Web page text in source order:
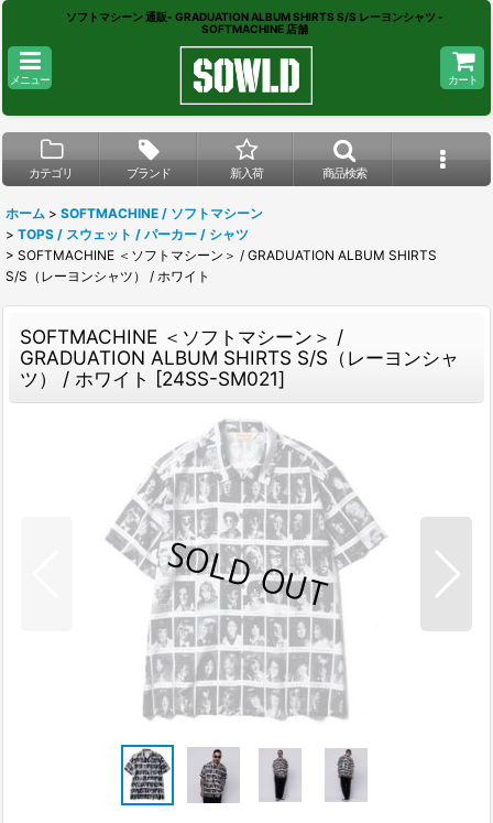
ソフトマシーン 通販- GRADUATION ALBUM SHIRTS S/S レーヨンシャツ -
SOFTMACHINE 店舗
メニュー カート
カテゴリ ブランド 新入荷 商品検索
ホーム > SOFTMACHINE / ソフトマシーン
> TOPS / スウェット / パーカー / シャツ
> SOFTMACHINE ＜ソフトマシーン＞ / GRADUATION ALBUM SHIRTS
S/S（レーヨンシャツ） / ホワイト
SOFTMACHINE ＜ソフトマシーン＞ /
GRADUATION ALBUM SHIRTS S/S（レーヨンシャ
ツ） / ホワイト [24SS-SM021]